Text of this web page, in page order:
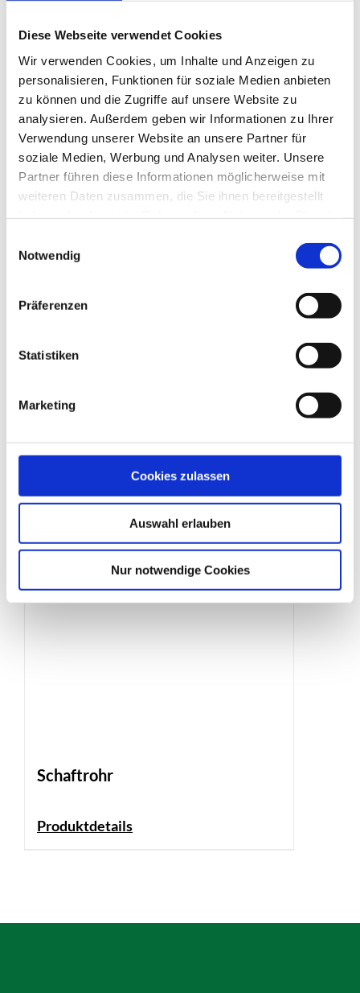
Diese Webseite verwendet Cookies
Wir verwenden Cookies, um Inhalte und Anzeigen zu
personalisieren, Funktionen für soziale Medien anbieten
zu können und die Zugriffe auf unsere Website zu
analysieren. Außerdem geben wir Informationen zu Ihrer
Verwendung unserer Website an unsere Partner für
soziale Medien, Werbung und Analysen weiter. Unsere
Partner führen diese Informationen möglicherweise mit
weiteren Daten zusammen, die Sie ihnen bereitgestellt
Notwendig
Präferenzen
Statistiken
Marketing
Cookies zulassen
Auswahl erlauben
Nur notwendige Cookies
TL-Platte
Produktdetails
Schaftrohr
Produktdetails